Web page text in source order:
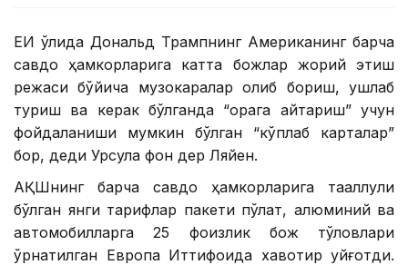
ЕИ қўлида Дональд Трампнинг Американинг барча
савдо ҳамкорларига катта божлар жорий этиш
режаси бўйича музокаралар олиб бориш, ушлаб
туриш ва керак бўлганда “орқага қайтариш” учун
фойдаланиши мумкин бўлган “кўплаб карталар”
бор, деди Урсула фон дер Ляйен.
АҚШнинг барча савдо ҳамкорларига тааллуқли
бўлган янги тарифлар пакети пўлат, алюминий ва
автомобилларга 25 фоизлик бож тўловлари
ўрнатилган Европа Иттифоқида хавотир уйғотди.